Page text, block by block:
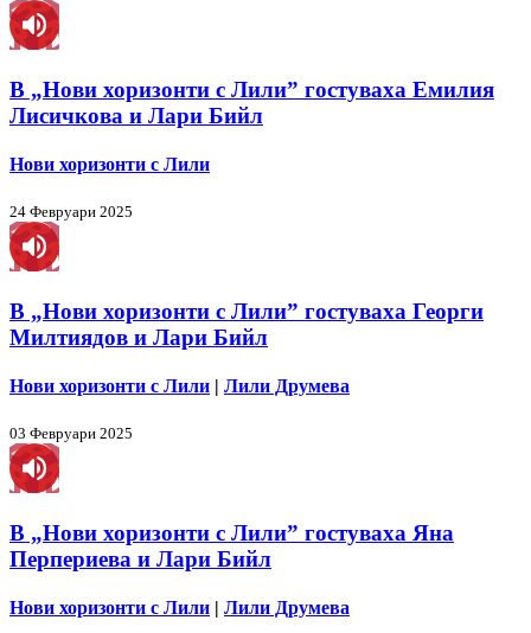
В „Нови хоризонти с Лили” гостуваха Емилия
Лисичкова и Лари Бийл
Нови хоризонти с Лили
24 Февруари 2025
В „Нови хоризонти с Лили” гостуваха Георги
Милтиядов и Лари Бийл
Нови хоризонти с Лили | Лили Друмева
03 Февруари 2025
В „Нови хоризонти с Лили” гостуваха Яна
Перпериева и Лари Бийл
Нови хоризонти с Лили | Лили Друмева